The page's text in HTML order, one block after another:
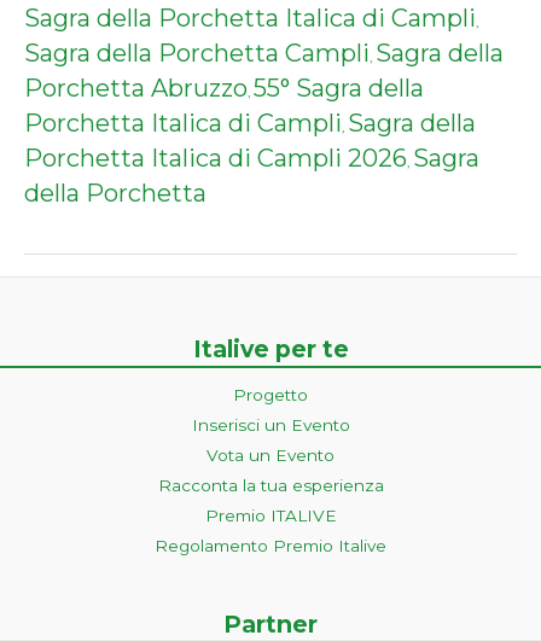
Sagra della Porchetta Italica di Campli,
Sagra della Porchetta Campli, Sagra della
Porchetta Abruzzo, 55° Sagra della
Porchetta Italica di Campli, Sagra della
Porchetta Italica di Campli 2026, Sagra
della Porchetta
Italive per te
Progetto
Inserisci un Evento
Vota un Evento
Racconta la tua esperienza
Premio ITALIVE
Regolamento Premio Italive
Partner